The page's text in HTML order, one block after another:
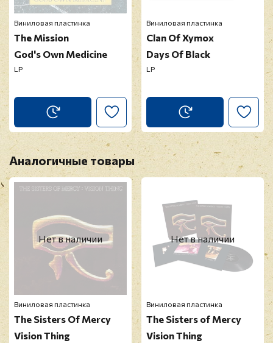
Виниловая пластинка
The Mission
God's Own Medicine
LP
Виниловая пластинка
Clan Of Xymox
Days Of Black
LP
Аналогичные товары
Нет в наличии
Виниловая пластинка
The Sisters Of Mercy
Vision Thing
Нет в наличии
Виниловая пластинка
The Sisters of Mercy
Vision Thing